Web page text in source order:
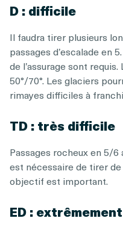
D : difficile
Il faudra tirer plusieurs
passages d’escalade en
de l’assurage sont
50°/70°. Les glaciers
rimayes difficiles à
TD : très difficile
Passages rocheux en 5/
est nécessaire de tirer
objectif est important.
ED :